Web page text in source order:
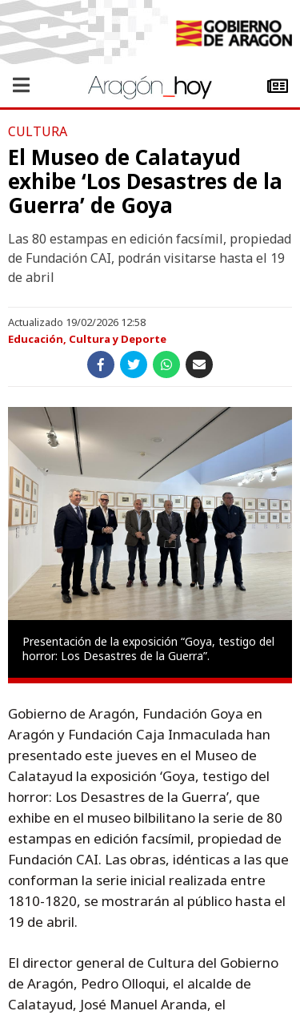
CULTURA
El Museo de Calatayud
exhibe ‘Los Desastres de la
Guerra’ de Goya
Las 80 estampas en edición facsímil, propiedad
de Fundación CAI, podrán visitarse hasta el 19
de abril
Actualizado 19/02/2026 12:58
Educación, Cultura y Deporte
Presentación de la exposición “Goya, testigo del
horror: Los Desastres de la Guerra”.
Gobierno de Aragón, Fundación Goya en
Aragón y Fundación Caja Inmaculada han
presentado este jueves en el Museo de
Calatayud la exposición ‘Goya, testigo del
horror: Los Desastres de la Guerra’, que
exhibe en el museo bilbilitano la serie de 80
estampas en edición facsímil, propiedad de
Fundación CAI. Las obras, idénticas a las que
conforman la serie inicial realizada entre
1810-1820, se mostrarán al público hasta el
19 de abril.
El director general de Cultura del Gobierno
de Aragón, Pedro Olloqui, el alcalde de
Calatayud, José Manuel Aranda, el